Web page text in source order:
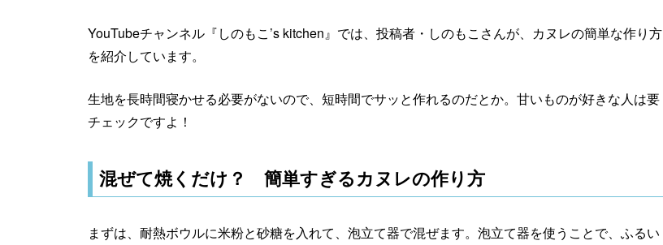
YouTubeチャンネル『しのもこ’s kitchen』では、投稿者・しのもこさんが、カヌレの簡単な作り方
を紹介しています。
生地を長時間寝かせる必要がないので、短時間でサッと作れるのだとか。甘いものが好きな人は要
チェックですよ！
混ぜて焼くだけ？ 簡単すぎるカヌレの作り方
まずは、耐熱ボウルに米粉と砂糖を入れて、泡立て器で混ぜます。泡立て器を使うことで、ふるい